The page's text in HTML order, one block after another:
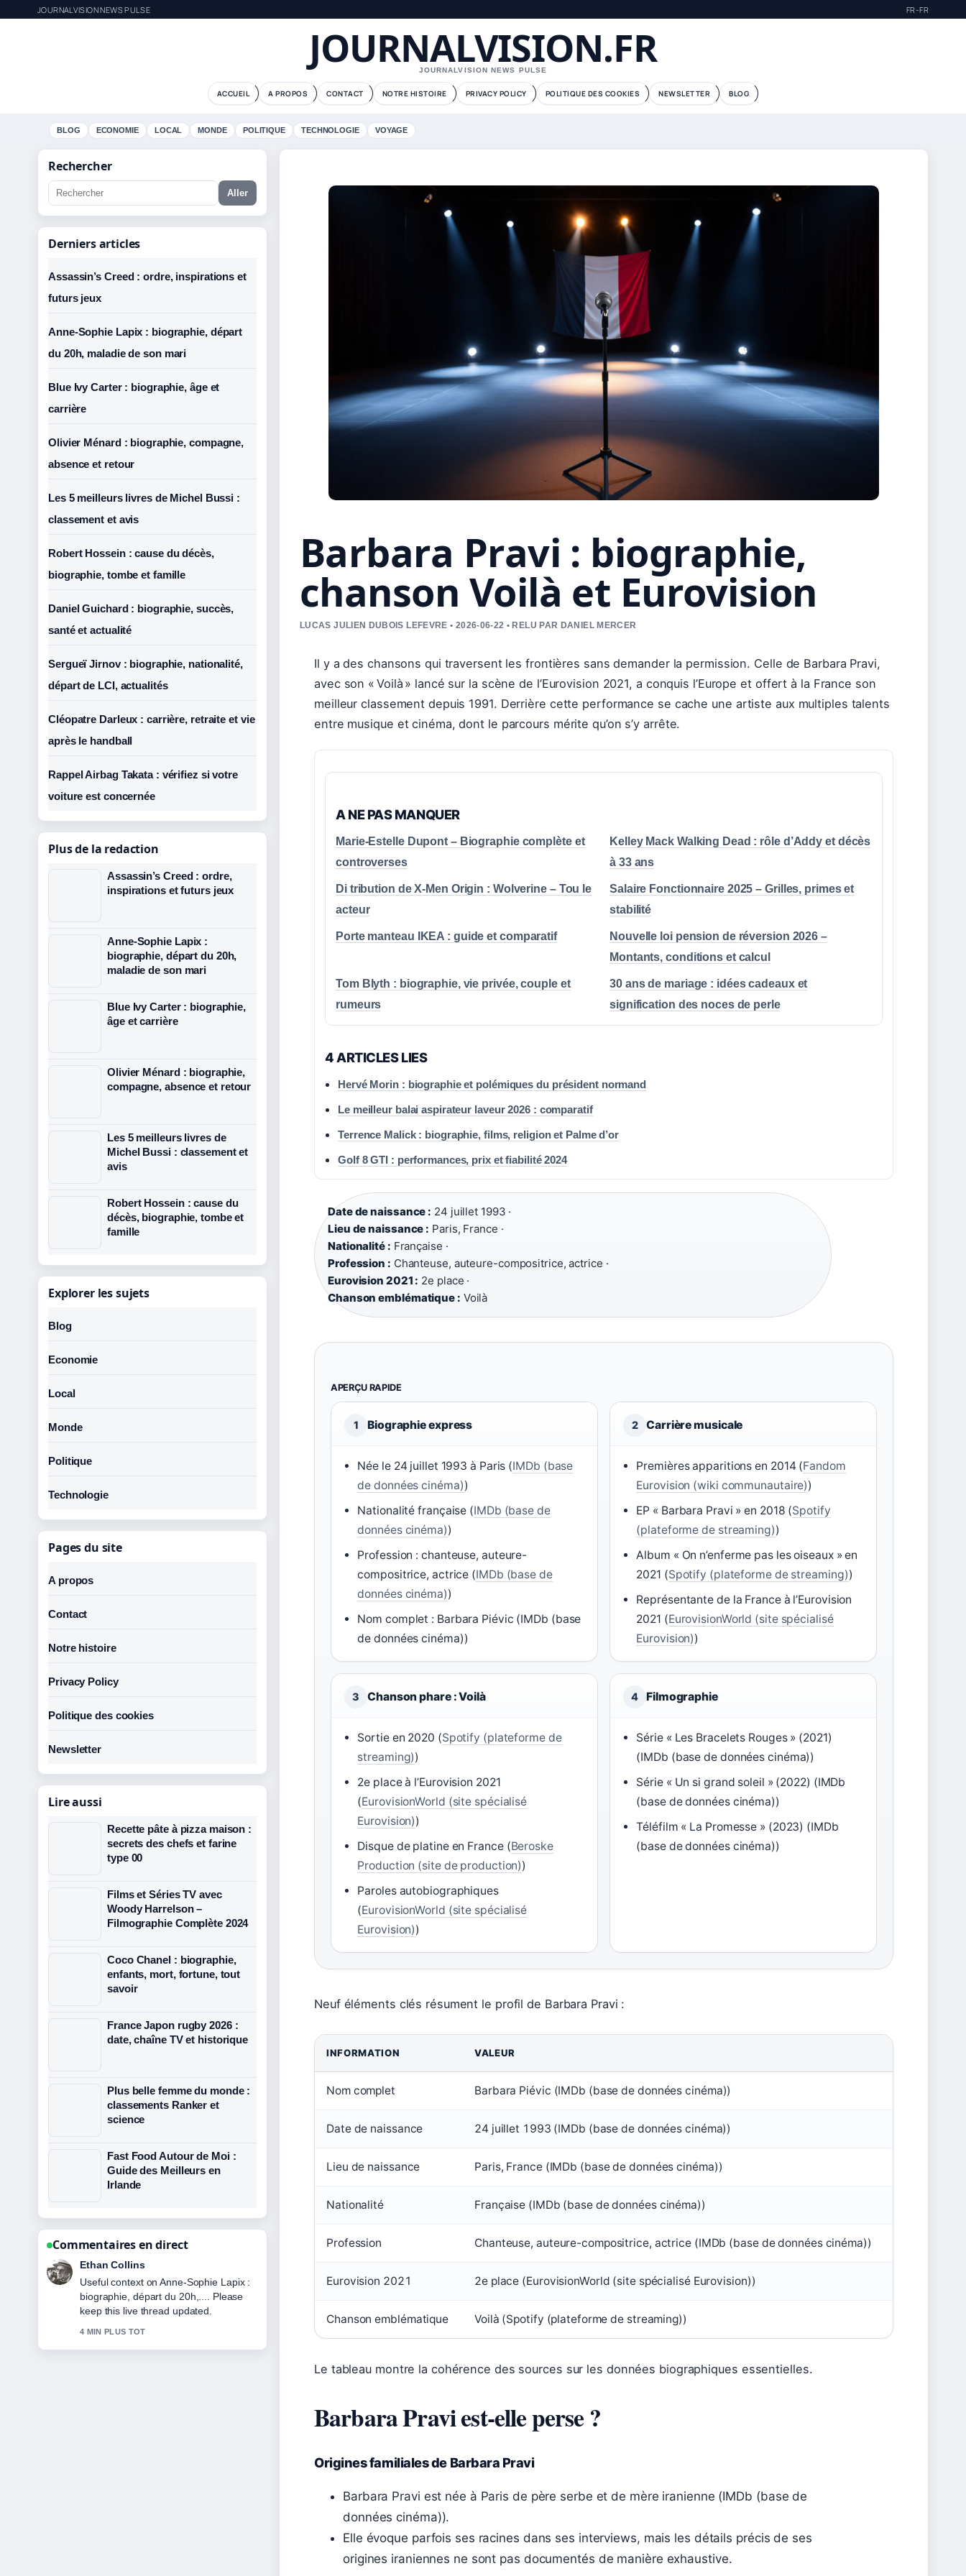
JOURNALVISION NEWS PULSE FR-FR
JOURNALVISION.FR
JOURNALVISION NEWS PULSE
ACCUEIL A PROPOS CONTACT NOTRE HISTOIRE PRIVACY POLICY POLITIQUE DES COOKIES NEWSLETTER BLOG
BLOG ECONOMIE LOCAL MONDE POLITIQUE TECHNOLOGIE VOYAGE
Barbara Pravi : biographie,
chanson Voilà et Eurovision
LUCAS JULIEN DUBOIS LEFEVRE • 2026-06-22 • RELU PAR DANIEL MERCER
Il y a des chansons qui traversent les frontières sans demander la permission. Celle de Barbara Pravi,
avec son « Voilà » lancé sur la scène de l’Eurovision 2021, a conquis l’Europe et offert à la France son
meilleur classement depuis 1991. Derrière cette performance se cache une artiste aux multiples talents
entre musique et cinéma, dont le parcours mérite qu’on s’y arrête.
A NE PAS MANQUER
Marie-Estelle Dupont – Biographie complète et
controverses
Kelley Mack Walking Dead : rôle d’Addy et décès
à 33 ans
Di tribution de X-Men Origin : Wolverine – Tou le
acteur
Salaire Fonctionnaire 2025 – Grilles, primes et
stabilité
Porte manteau IKEA : guide et comparatif
Nouvelle loi pension de réversion 2026 –
Montants, conditions et calcul
Tom Blyth : biographie, vie privée, couple et
rumeurs
30 ans de mariage : idées cadeaux et
signification des noces de perle
4 ARTICLES LIES
Hervé Morin : biographie et polémiques du président normand
Le meilleur balai aspirateur laveur 2026 : comparatif
Terrence Malick : biographie, films, religion et Palme d’or
Golf 8 GTI : performances, prix et fiabilité 2024
Date de naissance : 24 juillet 1993 ·
Lieu de naissance : Paris, France ·
Nationalité : Française ·
Profession : Chanteuse, auteure-compositrice, actrice ·
Eurovision 2021 : 2e place ·
Chanson emblématique : Voilà
APERÇU RAPIDE
1 Biographie express
Née le 24 juillet 1993 à Paris (IMDb (base
de données cinéma))
Nationalité française (IMDb (base de
données cinéma))
Profession : chanteuse, auteure-
compositrice, actrice (IMDb (base de
données cinéma))
Nom complet : Barbara Piévic (IMDb (base
de données cinéma))
2 Carrière musicale
Premières apparitions en 2014 (Fandom
Eurovision (wiki communautaire))
EP « Barbara Pravi » en 2018 (Spotify
(plateforme de streaming))
Album « On n’enferme pas les oiseaux » en
2021 (Spotify (plateforme de streaming))
Représentante de la France à l’Eurovision
2021 (EurovisionWorld (site spécialisé
Eurovision))
3 Chanson phare : Voilà
Sortie en 2020 (Spotify (plateforme de
streaming))
2e place à l’Eurovision 2021
(EurovisionWorld (site spécialisé
Eurovision))
Disque de platine en France (Beroske
Production (site de production))
Paroles autobiographiques
(EurovisionWorld (site spécialisé
Eurovision))
4 Filmographie
Série « Les Bracelets Rouges » (2021)
(IMDb (base de données cinéma))
Série « Un si grand soleil » (2022) (IMDb
(base de données cinéma))
Téléfilm « La Promesse » (2023) (IMDb
(base de données cinéma))
Neuf éléments clés résument le profil de Barbara Pravi :
INFORMATION VALEUR
Nom complet Barbara Piévic (IMDb (base de données cinéma))
Date de naissance 24 juillet 1993 (IMDb (base de données cinéma))
Lieu de naissance Paris, France (IMDb (base de données cinéma))
Nationalité Française (IMDb (base de données cinéma))
Profession Chanteuse, auteure-compositrice, actrice (IMDb (base de données cinéma))
Eurovision 2021 2e place (EurovisionWorld (site spécialisé Eurovision))
Chanson emblématique Voilà (Spotify (plateforme de streaming))
Le tableau montre la cohérence des sources sur les données biographiques essentielles.
Barbara Pravi est-elle perse ?
Origines familiales de Barbara Pravi
Barbara Pravi est née à Paris de père serbe et de mère iranienne (IMDb (base de
données cinéma)).
Elle évoque parfois ses racines dans ses interviews, mais les détails précis de ses
origines iraniennes ne sont pas documentés de manière exhaustive.
Rechercher
Aller
Derniers articles
Assassin’s Creed : ordre, inspirations et
futurs jeux
Anne-Sophie Lapix : biographie, départ
du 20h, maladie de son mari
Blue Ivy Carter : biographie, âge et
carrière
Olivier Ménard : biographie, compagne,
absence et retour
Les 5 meilleurs livres de Michel Bussi :
classement et avis
Robert Hossein : cause du décès,
biographie, tombe et famille
Daniel Guichard : biographie, succès,
santé et actualité
Sergueï Jirnov : biographie, nationalité,
départ de LCI, actualités
Cléopatre Darleux : carrière, retraite et vie
après le handball
Rappel Airbag Takata : vérifiez si votre
voiture est concernée
Plus de la redaction
Assassin’s Creed : ordre,
inspirations et futurs jeux
Anne-Sophie Lapix :
biographie, départ du 20h,
maladie de son mari
Blue Ivy Carter : biographie,
âge et carrière
Olivier Ménard : biographie,
compagne, absence et retour
Les 5 meilleurs livres de
Michel Bussi : classement et
avis
Robert Hossein : cause du
décès, biographie, tombe et
famille
Explorer les sujets
Blog
Economie
Local
Monde
Politique
Technologie
Pages du site
A propos
Contact
Notre histoire
Privacy Policy
Politique des cookies
Newsletter
Lire aussi
Recette pâte à pizza maison :
secrets des chefs et farine
type 00
Films et Séries TV avec
Woody Harrelson –
Filmographie Complète 2024
Coco Chanel : biographie,
enfants, mort, fortune, tout
savoir
France Japon rugby 2026 :
date, chaîne TV et historique
Plus belle femme du monde :
classements Ranker et
science
Fast Food Autour de Moi :
Guide des Meilleurs en
Irlande
Commentaires en direct
Oliver Bennett
The reporting on Blue Ivy Carter :
biographie, âge et... feels solid and
very easy to follow.
6 MIN PLUS TOT